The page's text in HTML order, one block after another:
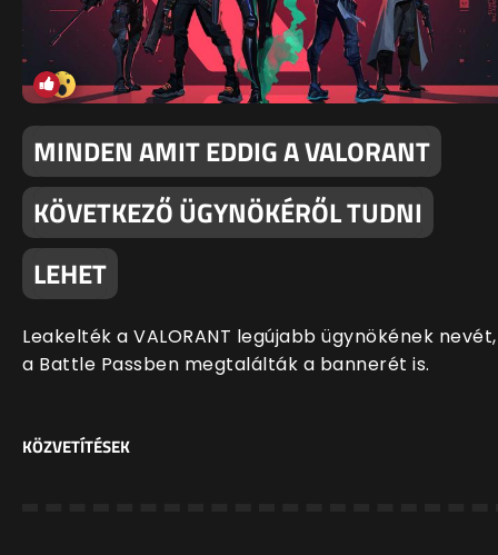
MINDEN AMIT EDDIG A VALORANT
KÖVETKEZŐ ÜGYNÖKÉRŐL TUDNI
LEHET
Leakelték a VALORANT legújabb ügynökének nevét,
a Battle Passben megtalálták a bannerét is.
KÖZVETÍTÉSEK